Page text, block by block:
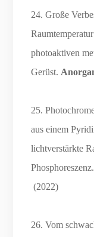
24. Große
photoaktiven
Gerüst.
25.
aus einem
lichtverstärkte
(2022)
26. Vom